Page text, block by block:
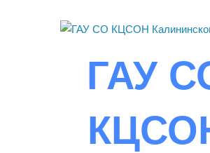
ГАУ